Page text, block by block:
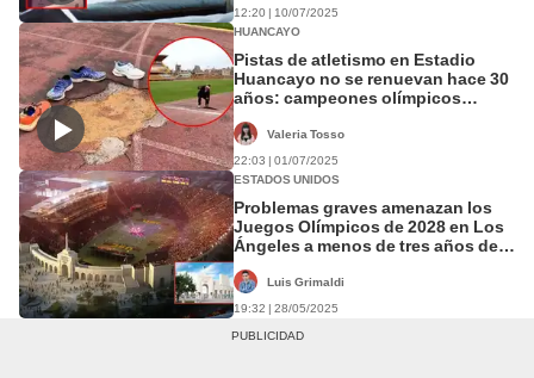
12:20 | 10/07/2025
HUANCAYO
Pistas de atletismo en Estadio
Huancayo no se renuevan hace 30
años: campeones olímpicos
urgenteValeria Tosso
22:03 | 01/07/2025
ESTADOS UNIDOS
Problemas graves amenazan los
Juegos Olímpicos de 2028 en Los
Ángeles a menos de tres años del
Luis Grimaldi
19:32 | 28/05/2025